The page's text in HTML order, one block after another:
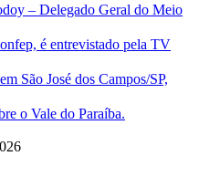
– Delegado Geral do Meio
é entrevistado pela TV
São José dos Campos/SP,
o Vale do Paraíba.